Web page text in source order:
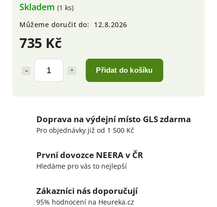
735 Kč
Přidat do košíku
Skladem (1 ks)
Můžeme doručit do:
12.8.2026
Doprava na výdejní místo GLS zdarma
Pro objednávky již od 1 500 Kč
První dovozce NEERA v ČR
Hledáme pro vás to nejlepší
Zákazníci nás doporučují
95% hodnocení na Heureka.cz